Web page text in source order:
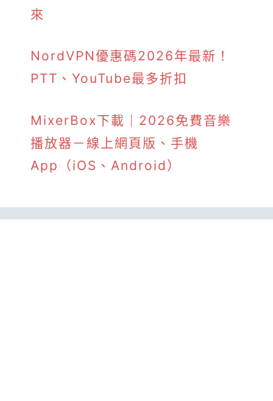
來
NordVPN優惠碼2026年最新！
PTT、YouTube最多折扣
MixerBox下載｜2026免費音樂
播放器－線上網頁版、手機
App（iOS、Android）